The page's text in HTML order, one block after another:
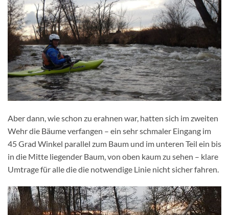
Aber dann, wie schon zu erahnen war, hatten sich im zweiten
Wehr die Bäume verfangen – ein sehr schmaler Eingang im
45 Grad Winkel parallel zum Baum und im unteren Teil ein bis
in die Mitte liegender Baum, von oben kaum zu sehen – klare
Umtrage für alle die die notwendige Linie nicht sicher fahren.